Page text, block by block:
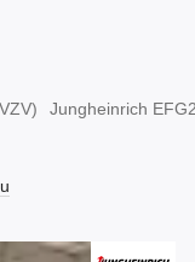
Jungheinrich